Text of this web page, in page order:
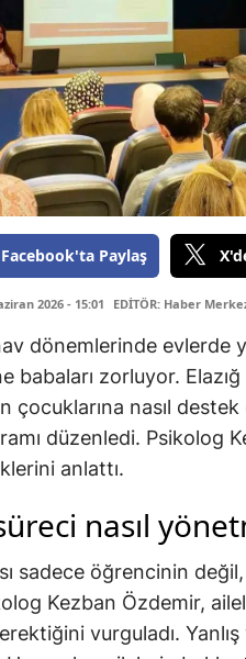
Facebook'ta Paylaş
2026 - 15:01 EDİTÖR: Haber
dönemlerinde
babaları zorluyor.
çocuklarına nasıl
düzenledi. Psikolog
anlattı.
nasıl
sadece öğrencinin
Kezban Özdemir,
vurguladı.